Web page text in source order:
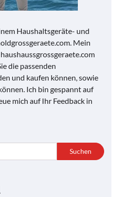
Haushaltsgeräte- und
Mein
die passenden
und kaufen können, sowie
Ich bin gespannt auf
mich auf Ihr Feedback in
Suchen